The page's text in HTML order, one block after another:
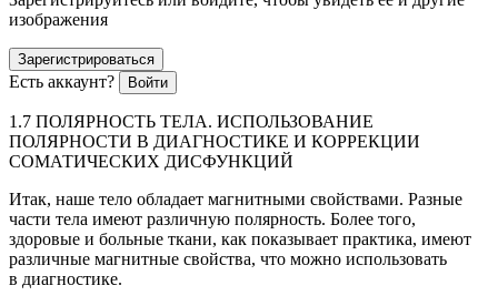
изображения
Зарегистрироваться
Есть аккаунт? Войти
1.7 ПОЛЯРНОСТЬ ТЕЛА. ИСПОЛЬЗОВАНИЕ
ПОЛЯРНОСТИ В ДИАГНОСТИКЕ И КОРРЕКЦИИ
СОМАТИЧЕСКИХ ДИСФУНКЦИЙ
Итак, наше тело обладает магнитными свойствами. Разные
части тела имеют различную полярность. Более того,
здоровые и больные ткани, как показывает практика, имеют
различные магнитные свойства, что можно использовать
в диагностике.